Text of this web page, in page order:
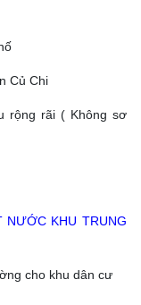
Củ Chi
rộng rãi ( Không sơ
NƯỚC KHU TRUNG
cho khu dân cư